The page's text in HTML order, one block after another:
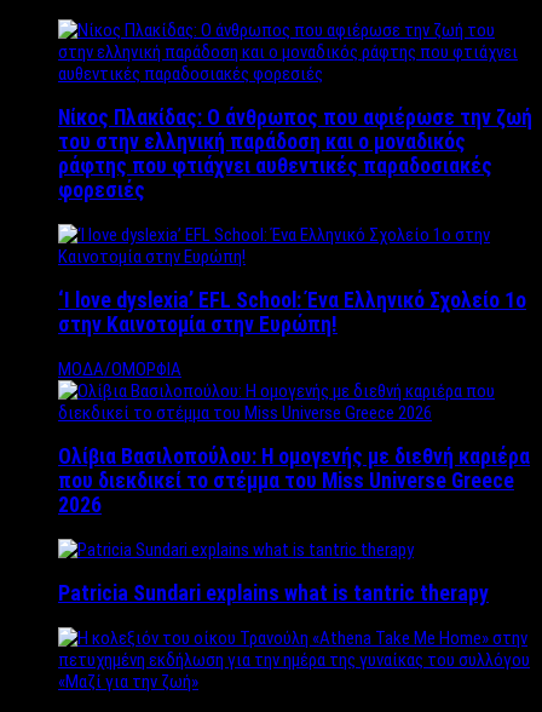
Νίκος Πλακίδας: O άνθρωπος που αφιέρωσε την ζωή
του στην ελληνική παράδοση και ο μοναδικός
ράφτης που φτιάχνει αυθεντικές παραδοσιακές
φορεσιές
‘Ι love dyslexia’ EFL School: Ένα Ελληνικό Σχολείo 1ο
στην Καινοτομία στην Ευρώπη!
ΜΟΔΑ/ΟΜΟΡΦΙΑ
Ολίβια Βασιλοπούλου: Η ομογενής με διεθνή καριέρα
που διεκδικεί το στέμμα του Miss Universe Greece
2026
Patricia Sundari explains what is tantric therapy